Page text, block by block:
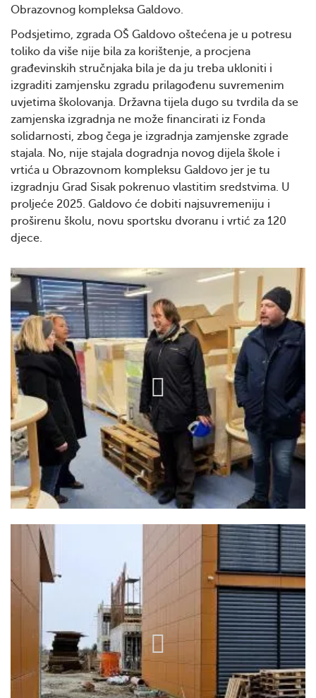
Obrazovnog kompleksa Galdovo.
Podsjetimo, zgrada OŠ Galdovo oštećena je u potresu
toliko da više nije bila za korištenje, a procjena
građevinskih stručnjaka bila je da ju treba ukloniti i
izgraditi zamjensku zgradu prilagođenu suvremenim
uvjetima školovanja. Državna tijela dugo su tvrdila da se
zamjenska izgradnja ne može financirati iz Fonda
solidarnosti, zbog čega je izgradnja zamjenske zgrade
stajala. No, nije stajala dogradnja novog dijela škole i
vrtića u Obrazovnom kompleksu Galdovo jer je tu
izgradnju Grad Sisak pokrenuo vlastitim sredstvima. U
proljeće 2025. Galdovo će dobiti najsuvremeniju i
proširenu školu, novu sportsku dvoranu i vrtić za 120
djece.